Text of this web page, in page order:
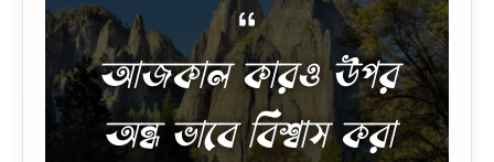
আজকাল কারও উপর
অন্ধ ভাবে বিশ্বাস করা